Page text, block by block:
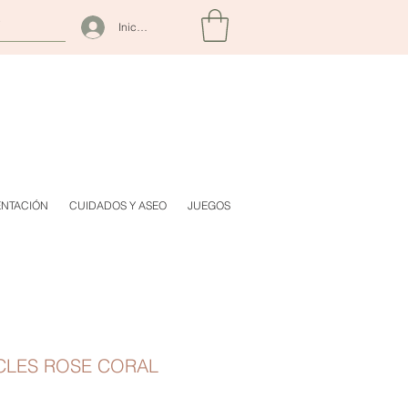
Iniciar sesión
CUIDADOS Y ASEO JUEGOS
ROSE CORAL